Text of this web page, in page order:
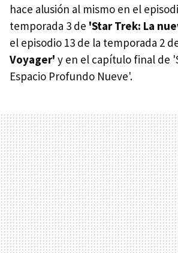
hace alusión al mismo en el
temporada 3 de 'Star Trek: La
el episodio 13 de la temporada 2
Voyager' y en el capítulo final de
Espacio Profundo Nueve'.